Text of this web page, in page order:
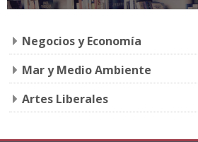
Negocios y Economía
Mar y Medio Ambiente
Artes Liberales